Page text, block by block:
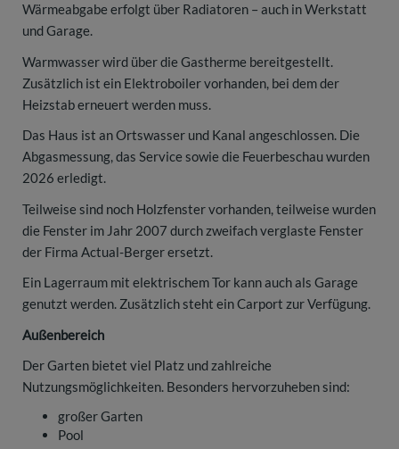
Wärmeabgabe erfolgt über Radiatoren – auch in Werkstatt
und Garage.
Warmwasser wird über die Gastherme bereitgestellt.
Zusätzlich ist ein Elektroboiler vorhanden, bei dem der
Heizstab erneuert werden muss.
Das Haus ist an Ortswasser und Kanal angeschlossen. Die
Abgasmessung, das Service sowie die Feuerbeschau wurden
2026 erledigt.
Teilweise sind noch Holzfenster vorhanden, teilweise wurden
die Fenster im Jahr 2007 durch zweifach verglaste Fenster
der Firma Actual-Berger ersetzt.
Ein Lagerraum mit elektrischem Tor kann auch als Garage
genutzt werden. Zusätzlich steht ein Carport zur Verfügung.
Außenbereich
Der Garten bietet viel Platz und zahlreiche
Nutzungsmöglichkeiten. Besonders hervorzuheben sind:
großer Garten
Pool